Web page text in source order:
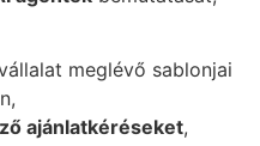
meglévő sablonjai
ajánlatkéréseket,